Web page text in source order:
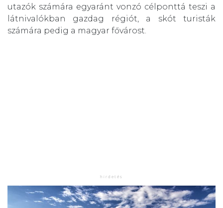
utazók számára egyaránt vonzó célponttá teszi a
látnivalókban gazdag régiót, a skót turisták
számára pedig a magyar fővárost.